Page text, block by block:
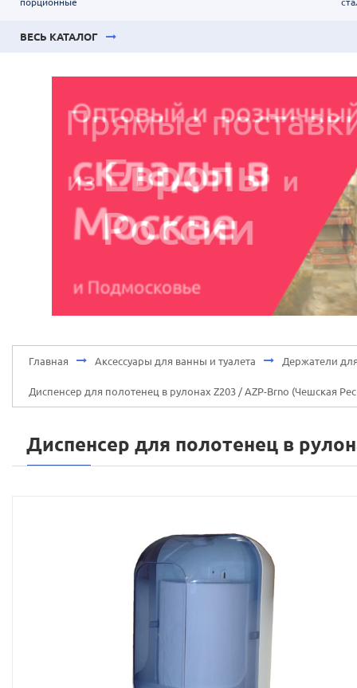
ВЕСЬ КАТАЛОГ
Главная Аксессуары для ванны и туалета Держатели
Диспенсер для полотенец в рулонах Z203 / AZP-Brno (Чешская
Диспенсер для полотенец в